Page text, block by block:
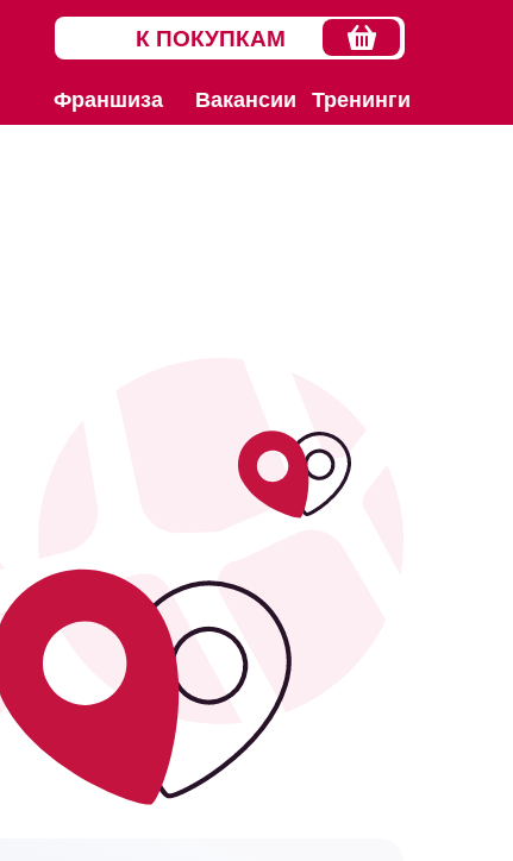
Тренинги
Вакансии
Франшиза
К ПОКУПКАМ